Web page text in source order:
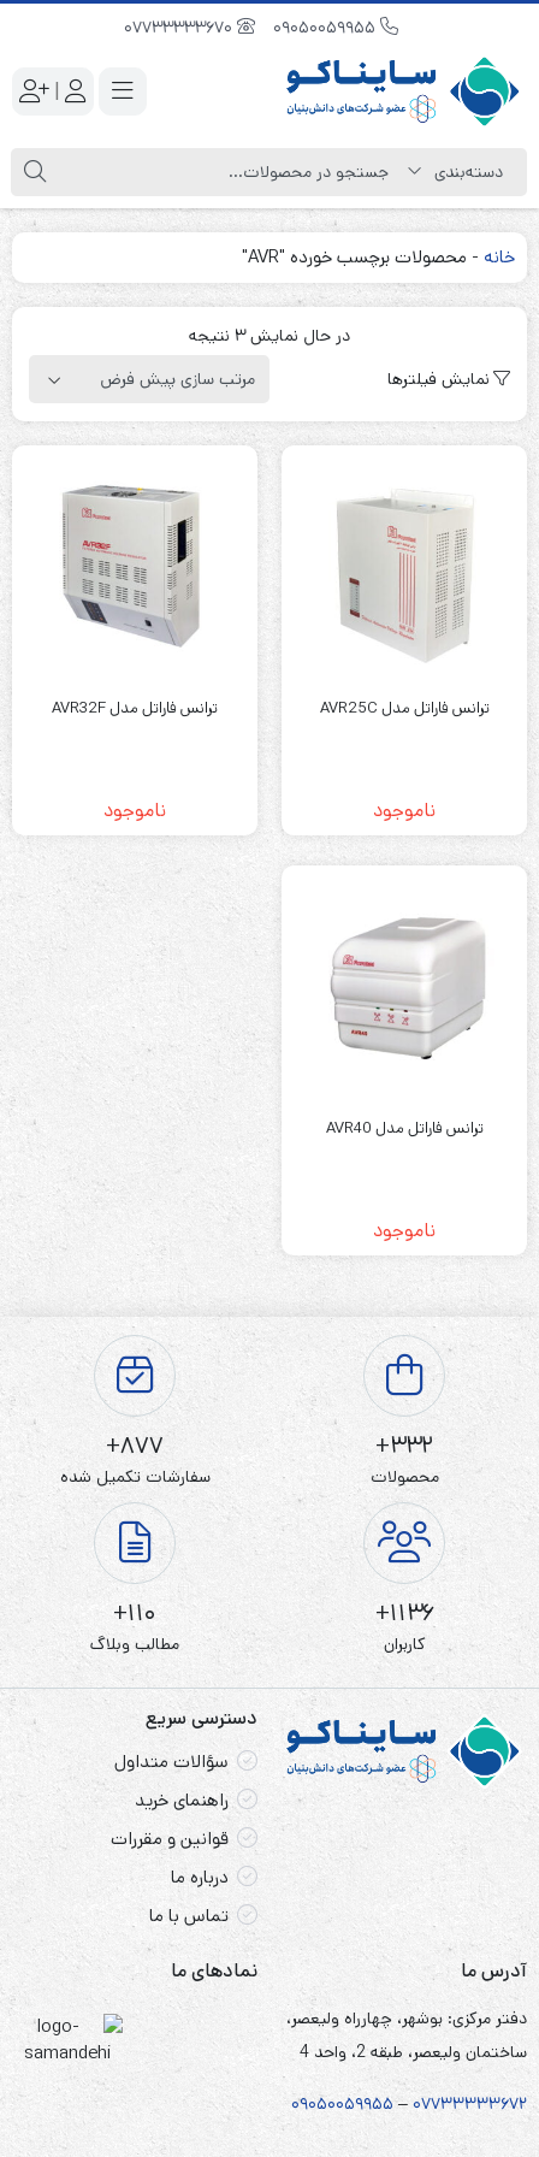
|
خانه - محصولات برچسب خورده "AVR"
در حال نمایش 3 نتیجه
نمایش فیلترها
ترانس فاراتل مدل AVR25C
ناموجود
ترانس فاراتل مدل AVR32F
ناموجود
ترانس فاراتل مدل AVR40
ناموجود
332+
محصولات
877+
سفارشات تکمیل شده
1136+
کاربران
110+
مطالب وبلاگ
دسترسی سریع
سؤالات متداول
راهنمای خرید
قوانین و مقررات
درباره ما
تماس با ما
آدرس ما
دفتر مرکزی: بوشهر، چهارراه ولیعصر،
ساختمان ولیعصر، طبقه 2، واحد 4
۰۷۷۳۳۳۳۳۶۷۲ – ۰۹۰۵۰۰۵۹۹۵۵
نمادهای ما